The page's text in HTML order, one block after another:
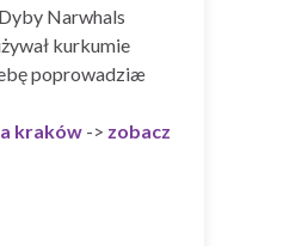
Narwhals
kurkumie
poprowadziæ
kraków -> zobacz